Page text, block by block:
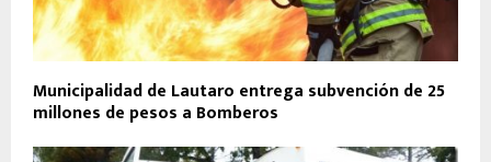
Municipalidad de Lautaro entrega subvención de 25
millones de pesos a Bomberos